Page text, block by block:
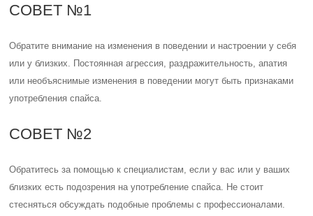
СОВЕТ №1
Обратите внимание на изменения в поведении и настроении у себя
или у близких. Постоянная агрессия, раздражительность, апатия
или необъяснимые изменения в поведении могут быть признаками
употребления спайса.
СОВЕТ №2
Обратитесь за помощью к специалистам, если у вас или у ваших
близких есть подозрения на употребление спайса. Не стоит
стесняться обсуждать подобные проблемы с профессионалами.